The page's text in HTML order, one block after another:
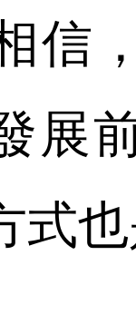
信
展
式